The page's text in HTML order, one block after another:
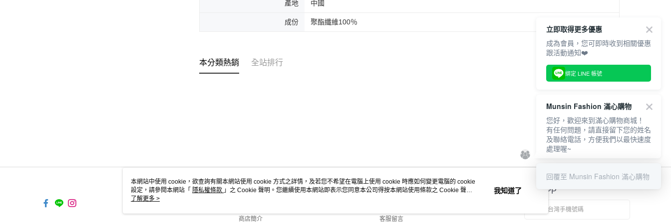
產地 中國
成份 聚酯纖維100％
本分類熱銷 全站排行
關於我們
商店簡介
客服資訊
客服留言
官方APP
本網站中使用 cookie，欲查詢有關本網站使用 cookie 方式之詳情，及若您不希望在電腦上使用 cookie 時應如何變更電腦的 cookie
設定，請參閱本網站「 隱私權條款 」之 Cookie 聲明。您繼續使用本網站即表示您同意本公司得按本網站使用條款之 Cookie 聲明
使用 cookie。
了解更多 >
我知道了
立即取得更多優惠
成為會員，您可即時收到相關優惠
跟活動通知❤️
綁定 LINE 帳號
Munsin Fashion 滿心購物
您好，歡迎來到滿心購物商城！
有任何問題，請直接留下您的姓名
及聯絡電話，方便我們以最快速度
處理喔~
回覆至 Munsin Fashion 滿心購物